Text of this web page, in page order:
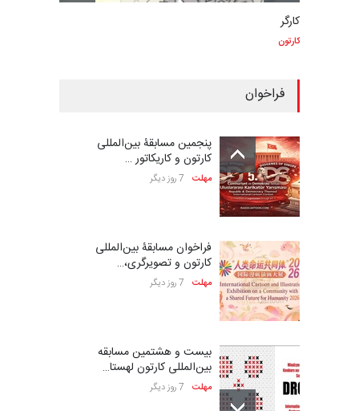
کارگر
کارتون
فراخوان
پنجمین مسابقۀ بین‌المللی
کارتون و کاریکاتور …
مهلت 7 روز دیگر
فراخوان مسابقۀ بین‌المللی
کارتون و تصویرگری،…
مهلت 7 روز دیگر
بیست و هشتمین مسابقه
بین‌المللی کارتون لهستا…
مهلت 7 روز دیگر